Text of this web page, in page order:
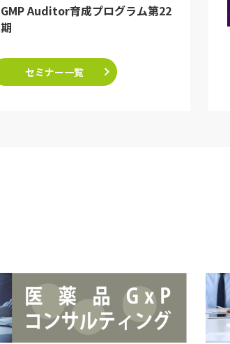
GMP Auditor育成プログラム第22
期
セミナー一覧